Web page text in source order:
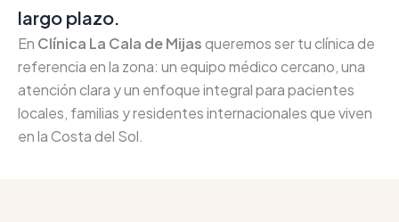
largo plazo.
En Clínica La Cala de Mijasqueremos ser tu clínica de
referencia en la zona: un equipo médico cercano, una
atención clara y un enfoque integral para pacientes
locales, familias y residentes internacionales que viven
en la Costa del Sol.